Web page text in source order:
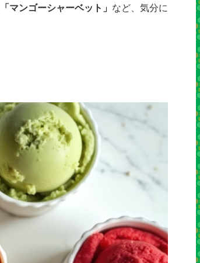
「マンゴーシャーベット」 など、気分に